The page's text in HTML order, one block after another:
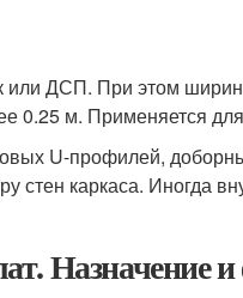
или ДСП. При этом
0.25 м. Применяется
U-профилей,
стен каркаса. Иногда
Назначение